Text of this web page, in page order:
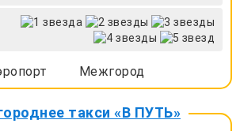
Межгород
такси «В ПУТЬ»